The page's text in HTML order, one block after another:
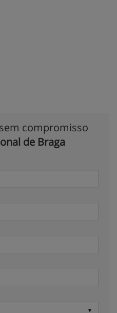
compromisso
de Braga